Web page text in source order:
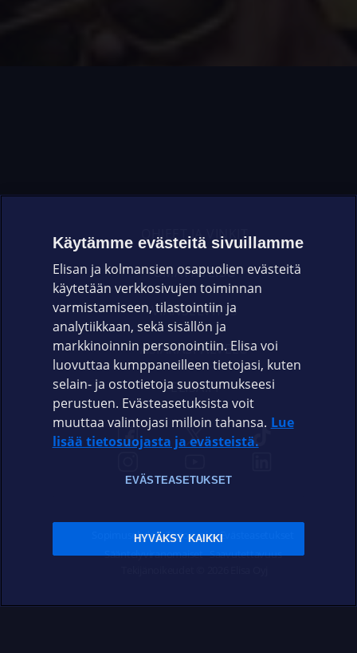
OHJEET JA VINKIT
OMAYHTEISÖ
VIANSELVITYS
ASIAKASPALVELU
ELISA.FI
Sopimusehdot Tietosuoja Evästeasetukset
Sääntelyviranomaiset Saavutettavuus
Käytämme evästeitä sivuillamme
Elisan ja kolmansien osapuolien evästeitä
käytetään verkkosivujen toiminnan
varmistamiseen, tilastointiin ja
analytiikkaan, sekä sisällön ja
markkinoinnin personointiin. Elisa voi
luovuttaa kumppaneilleen tietojasi, kuten
selain- ja ostotietoja suostumukseesi
perustuen. Evästeasetuksista voit
muuttaa valintojasi milloin tahansa. Lue
lisää tietosuojasta ja evästeistä.
EVÄSTEASETUKSET
HYVÄKSY KAIKKI